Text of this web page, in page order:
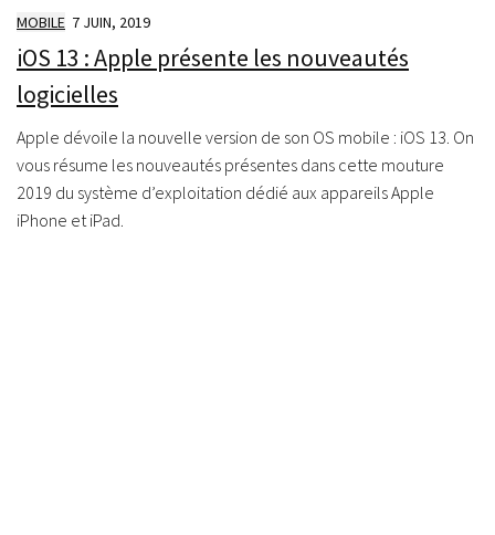
MOBILE 7 JUIN, 2019
iOS 13 : Apple présente les nouveautés
logicielles
Apple dévoile la nouvelle version de son OS mobile : iOS 13. On
vous résume les nouveautés présentes dans cette mouture
2019 du système d’exploitation dédié aux appareils Apple
iPhone et iPad.